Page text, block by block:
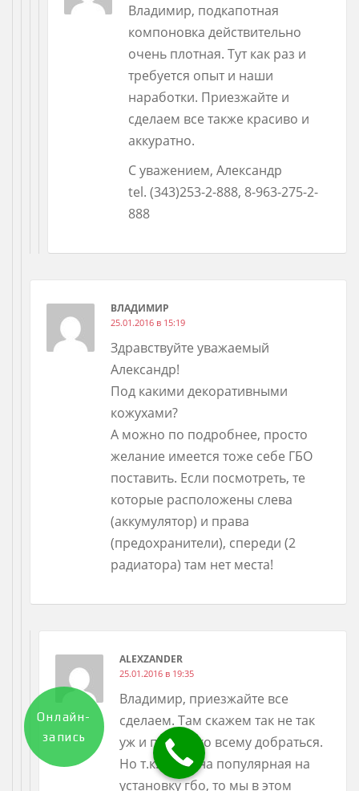
Владимир, подкапотная
компоновка действительно
очень плотная. Тут как раз и
требуется опыт и наши
наработки. Приезжайте и
сделаем все также красиво и
аккуратно.
С уважением, Александр
tel. (343)253-2-888, 8-963-275-2-
888
ВЛАДИМИР
25.01.2016 в 15:19
Здравствуйте уважаемый
Александр!
Под какими декоративными
кожухами?
А можно по подробнее, просто
желание имеется тоже себе ГБО
поставить. Если посмотреть, те
которые расположены слева
(аккумулятор) и права
(предохранители), спереди (2
радиатора) там нет места!
ALEXZANDER
25.01.2016 в 19:35
Владимир, приезжайте все
сделаем. Там скажем так не так
уж и просто ко всему добраться.
Но т.к. машина популярная на
установку гбо, то мы в этом
Онлайн-
запись